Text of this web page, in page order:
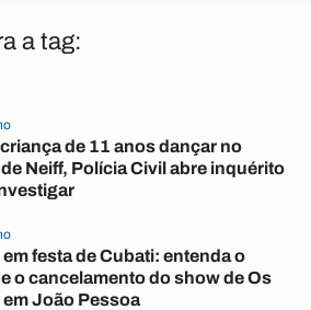
a tag:
de 11 anos dançar no
Neiff, Polícia Civil abre inquérito
em festa de Cubati: entenda o
o cancelamento do show de Os
em João Pessoa